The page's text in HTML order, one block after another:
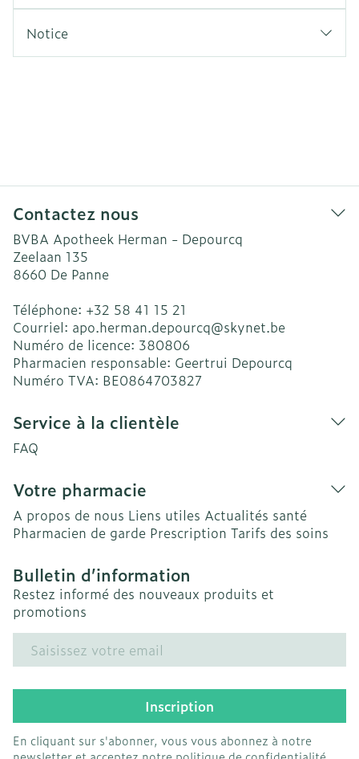
Notice
Contactez nous
BVBA Apotheek Herman - Depourcq
Zeelaan 135
8660 De Panne
Téléphone: +32 58 41 15 21
Courriel: apo.herman.depourcq@skynet.be
Numéro de licence: 380806
Pharmacien responsable: Geertrui Depourcq
Numéro TVA: BE0864703827
Service à la clientèle
FAQ
Votre pharmacie
A propos de nous Liens utiles Actualités santé
Pharmacien de garde Prescription Tarifs des soins
Bulletin d’information
Restez informé des nouveaux produits et
promotions
Adresse mail
Inscription
En cliquant sur s'abonner, vous vous abonnez à notre